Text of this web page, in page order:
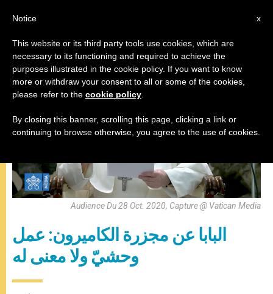
المقابلة العامة
Audience Du 28 Oct. 2020, Capture @ Vatican Media
البابا عن مجزرة الكاميرون: عمل
وحشيّ ولا معنى له
x
Notice
This website or its third party tools use cookies, which are
necessary to its functioning and required to achieve the
purposes illustrated in the cookie policy. If you want to know
more or withdraw your consent to all or some of the cookies,
please refer to the cookie policy
By closing this banner, scrolling this page, clicking a link or
continuing to browse otherwise, you agree to the use of cookies.